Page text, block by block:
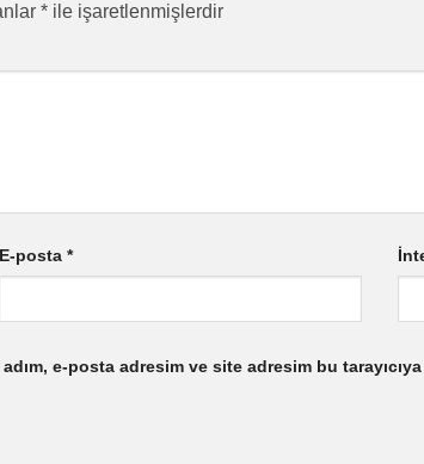
* ile işaretlenmişlerdir
E-posta*
e-posta adresim ve site adresim bu